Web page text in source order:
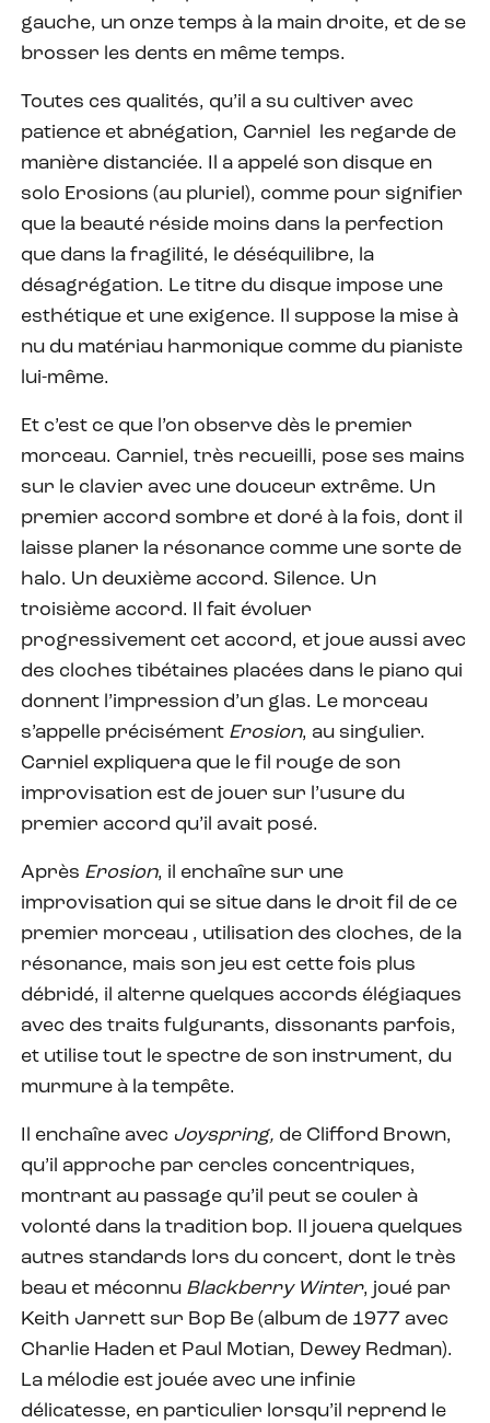
gauche, un onze temps à la main droite, et de se
brosser les dents en même temps.
Toutes ces qualités, qu’il a su cultiver avec
patience et abnégation, Carniel
les regarde de
manière distanciée. Il a appelé son disque en
solo Erosions (au pluriel), comme pour signifier
que la beauté réside moins dans la perfection
que dans la fragilité, le déséquilibre, la
désagrégation. Le titre du disque impose une
esthétique et une exigence. Il suppose la mise à
nu du matériau harmonique comme du pianiste
lui-même.
Et c’est ce que l’on observe dès le premier
morceau. Carniel, très recueilli, pose ses mains
sur le clavier avec une douceur extrême. Un
premier accord sombre et doré à la fois, dont il
laisse planer la résonance comme une sorte de
halo. Un deuxième accord. Silence. Un
troisième accord. Il fait évoluer
progressivement cet accord, et joue aussi avec
des cloches tibétaines placées dans le piano qui
donnent l’impression d’un glas. Le morceau
s’appelle précisément Erosion, au singulier.
Carniel expliquera que le fil rouge de son
improvisation est de jouer sur l’usure du
premier accord qu’il avait posé.
Après Erosion, il enchaîne sur une
improvisation qui se situe dans le droit fil de ce
premier morceau , utilisation des cloches, de la
résonance, mais son jeu est cette fois plus
débridé, il alterne quelques accords élégiaques
avec des traits fulgurants, dissonants parfois,
et utilise tout le spectre de son instrument, du
murmure à la tempête.
Il enchaîne avec Joyspring, de Clifford Brown,
qu’il approche par cercles concentriques,
montrant au passage qu’il peut se couler à
volonté dans la tradition bop. Il jouera quelques
autres standards lors du concert, dont le très
beau et méconnu Blackberry Winter, joué par
Keith Jarrett sur Bop Be (album de 1977 avec
Charlie Haden et Paul Motian, Dewey Redman).
La mélodie est jouée avec une infinie
délicatesse, en particulier lorsqu’il reprend le